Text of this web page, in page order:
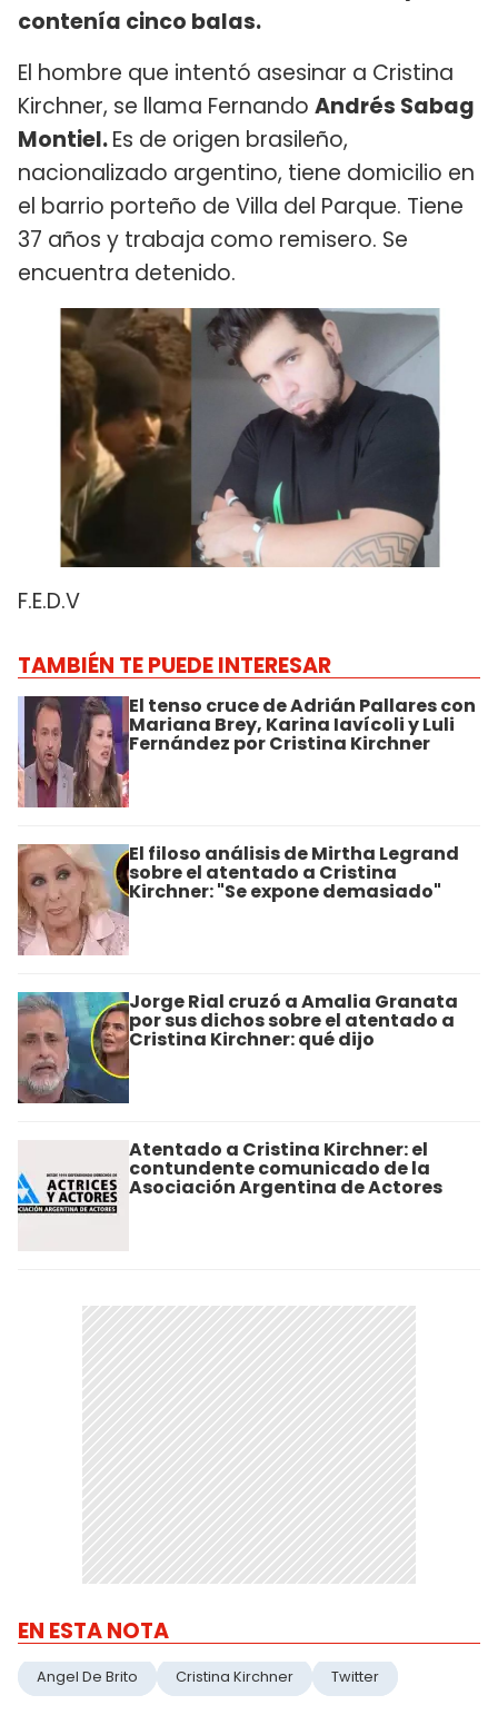
contenía cinco balas.
El hombre que intentó asesinar a Cristina
Kirchner, se llama Fernando Andrés Sabag
Montiel.Es de origen brasileño,
nacionalizado argentino, tiene domicilio en
el barrio porteño de Villa del Parque. Tiene
37 años y trabaja como remisero. Se
encuentra detenido.
F.E.D.V
TAMBIÉN TE PUEDE INTERESAR
El tenso cruce de Adrián Pallares con
Mariana Brey, Karina Iavícoli y Luli
Fernández por Cristina Kirchner
El filoso análisis de Mirtha Legrand
sobre el atentado a Cristina
Kirchner: "Se expone demasiado"
Jorge Rial cruzó a Amalia Granata
por sus dichos sobre el atentado a
Cristina Kirchner: qué dijo
Atentado a Cristina Kirchner: el
contundente comunicado de la
Asociación Argentina de Actores
EN ESTA NOTA
Angel De Brito Cristina Kirchner Twitter